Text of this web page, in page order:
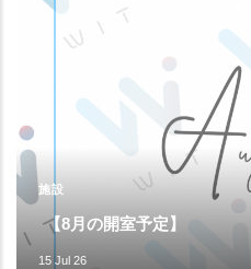
施設
【8月の開室予定】
15 Jul 26